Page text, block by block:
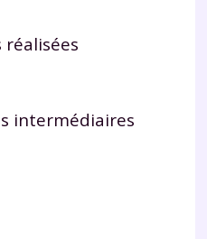
réalisées
intermédiaires
!